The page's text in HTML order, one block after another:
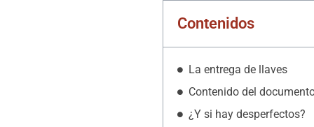
Contenidos
La entrega de llaves
Contenido del
¿Y si hay desperfectos?